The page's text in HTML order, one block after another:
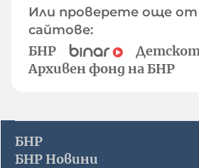
Или проверете още
сайтове:
БНР
Архивен фонд на БНР
БНР
БНР Новини